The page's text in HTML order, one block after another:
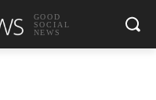
GOOD
SOCIAL
NEWS